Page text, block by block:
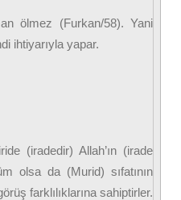
ölmez (Furkan/58). Yani
ihtiyarıyla yapar.
(iradedir) Allah’ın (irade
olsa da (Murid) sıfatının
farklılıklarına sahiptirler.